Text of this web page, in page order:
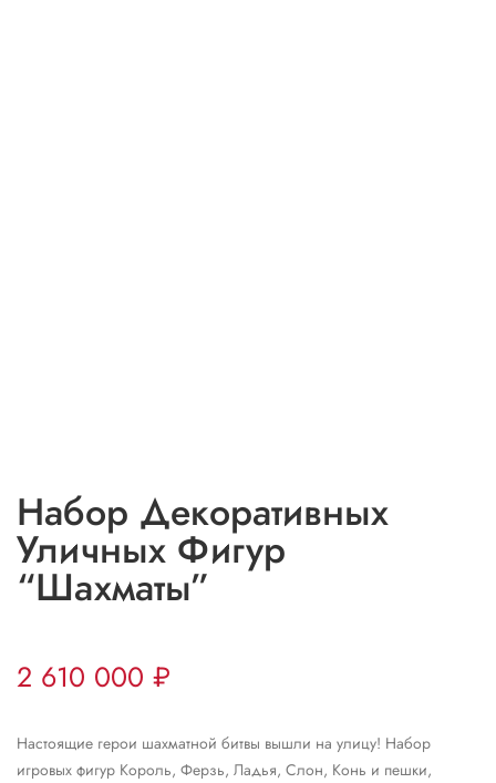
Набор Декоративных
Уличных Фигур
“Шахматы”
2 610 000 ₽
Настоящие герои шахматной битвы вышли на улицу! Набор
игровых фигур Король, Ферзь, Ладья, Слон, Конь и пешки,